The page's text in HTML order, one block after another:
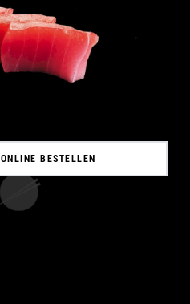
ONLINE BESTELLEN